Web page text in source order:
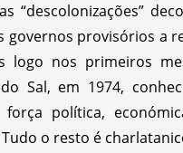
“descolonizações”
governos provisórios
logo nos primeiros
Sal, em 1974,
política,
o resto é